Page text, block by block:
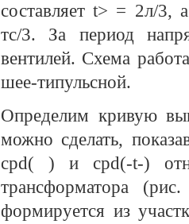
составляет t> = 2л/3,
тс/3. За период
вентилей. Схема
шее-типульсной.
Определим кривую
можно сделать,
cpd( ) и cpd(-t-)
трансформатора
формируется из